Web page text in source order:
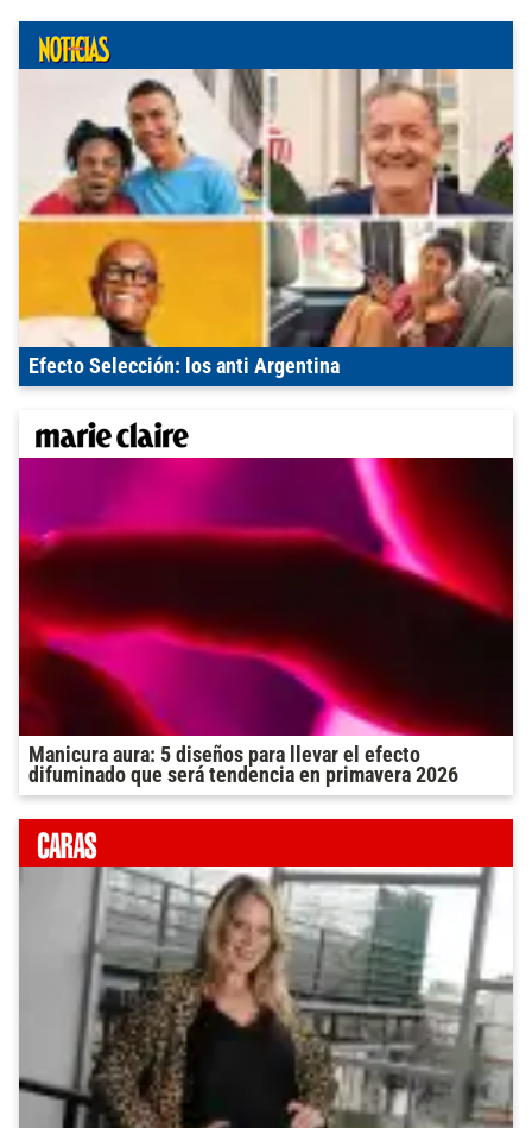
Efecto Selección: los anti Argentina
Manicura aura: 5 diseños para llevar el efecto
difuminado que será tendencia en primavera 2026